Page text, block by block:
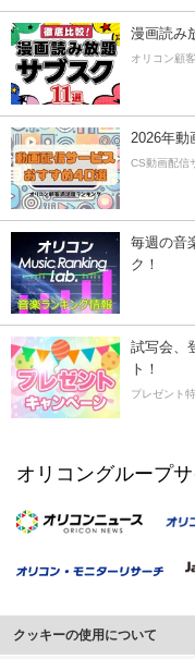
漫画読み
オリコン顧
2026年動
CS動画配信
毎週の音
ク！
試写会、
ト！
プレゼント
オリコングループサ
クッキーの使用について